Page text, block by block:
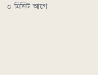
০ মিনিট আগে